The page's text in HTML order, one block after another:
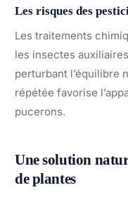
Les risques des
Les traitements
les insectes
perturbant l’équilibre
répétée favorise
pucerons.
Une solution
de plantes